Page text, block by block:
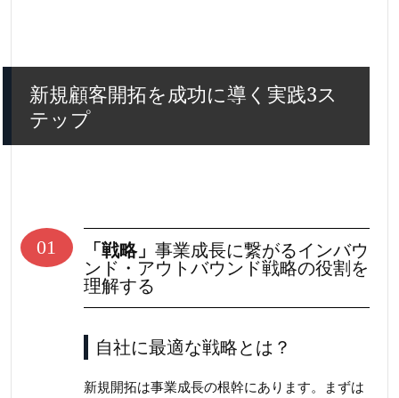
新規顧客開拓を成功に導く実践3ス
テップ
01 「戦略」 事業成長に繋がるインバウ
ンド・アウトバウンド戦略の役割を
理解する
自社に最適な戦略とは？
新規開拓は事業成長の根幹にあります。まずは